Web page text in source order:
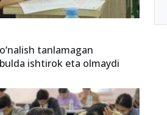
tanlamagan
ishtirok eta olmaydi